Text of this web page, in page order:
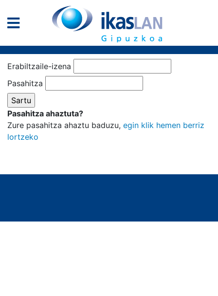
Erabiltzaile-izena
Pasahitza
Pasahitza ahaztuta?
Zure pasahitza ahaztu baduzu, egin klik hemen berriz
lortzeko